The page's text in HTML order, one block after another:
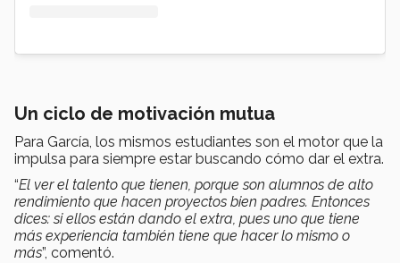
Un ciclo de motivación mutua
Para García, los mismos estudiantes son el motor que la
impulsa para siempre estar buscando cómo dar el extra.
“El ver el talento que tienen, porque son alumnos de alto
rendimiento que hacen proyectos bien padres. Entonces
dices: si ellos están dando el extra, pues uno que tiene
más experiencia también tiene que hacer lo mismo o
más”, comentó.